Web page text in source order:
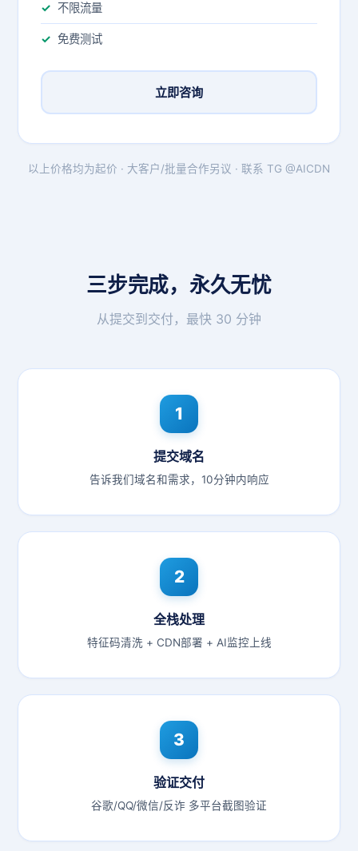
不限流量
免费测试
立即咨询
以上价格均为起价 · 大客户/批量合作另议 · 联系 TG @AICDN
三步完成，永久无忧
从提交到交付，最快 30 分钟
1
提交域名
告诉我们域名和需求，10分钟内响应
2
全栈处理
特征码清洗 + CDN部署 + AI监控上线
3
验证交付
谷歌/QQ/微信/反诈 多平台截图验证